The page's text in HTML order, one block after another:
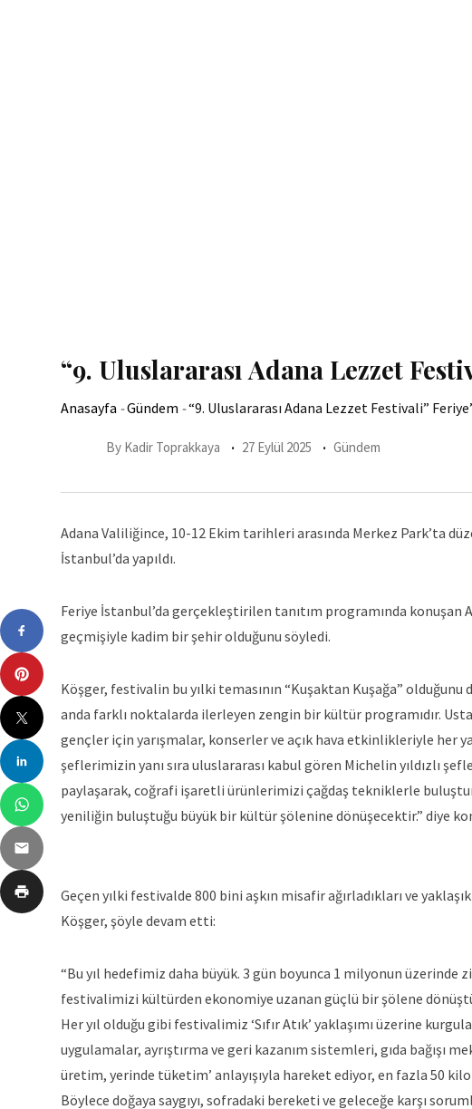
“9. Uluslararası Adana Lezzet
Anasayfa -Gündem -“9. Uluslararası Adana Lezzet Festivali”
By Kadir Toprakkaya 27 Eylül 2025 Gündem
Adana Valiliğince, 10-12 Ekim tarihleri arasında Merkez Park’ta
İstanbul’da yapıldı.
Feriye İstanbul’da gerçekleştirilen tanıtım programında konuşan
geçmişiyle kadim bir şehir olduğunu söyledi.
Köşger, festivalin bu yılki temasının “Kuşaktan Kuşağa”
anda farklı noktalarda ilerleyen zengin bir kültür programıdır.
gençler için yarışmalar, konserler ve açık hava etkinlikleriyle her
şeflerimizin yanı sıra uluslararası kabul gören Michelin yıldızlı
paylaşarak, coğrafi işaretli ürünlerimizi çağdaş tekniklerle
yeniliğin buluştuğu büyük bir kültür şölenine dönüşecektir.” diye
Geçen yılki festivalde 800 bini aşkın misafir ağırladıkları ve
Köşger, şöyle devam etti:
“Bu yıl hedefimiz daha büyük. 3 gün boyunca 1 milyonun üzerinde
festivalimizi kültürden ekonomiye uzanan güçlü bir şölene
Her yıl olduğu gibi festivalimiz ‘Sıfır Atık’ yaklaşımı üzerine
uygulamalar, ayrıştırma ve geri kazanım sistemleri, gıda bağışı
üretim, yerinde tüketim’ anlayışıyla hareket ediyor, en fazla 50
Böylece doğaya saygıyı, sofradaki bereketi ve geleceğe karşı